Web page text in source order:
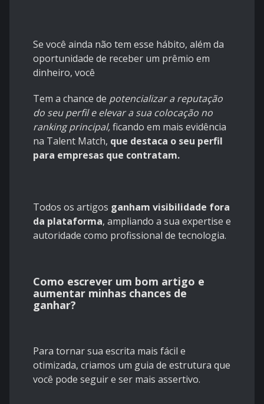
Se você ainda não tem esse hábito, além da
oportunidade de receber um prêmio em
dinheiro, você
Tem a chance de potencializar a reputação
do seu perfil e elevar a sua colocação no
ranking principal,ficando em mais evidência
na Talent Match, que destaca o seu perfil
para empresas que contratam.
Todos os artigos ganham visibilidade fora
da plataforma, ampliando a sua expertise e
autoridade como profissional de tecnologia.
Como escrever um bom artigo e
aumentar minhas chances de
ganhar?
Para tornar sua escrita mais fácil e
otimizada, criamos um guia de estrutura que
você pode seguir e ser mais assertivo.